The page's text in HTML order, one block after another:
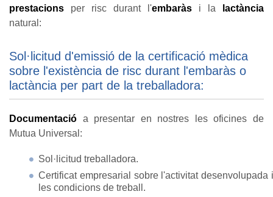
prestacions per risc durant l'embaràs i la lactància
natural:
Sol·licitud d'emissió de la certificació mèdica
sobre l'existència de risc durant l'embaràs o
lactància per part de la treballadora:
Documentació a presentar en nostres les oficines de
Mutua Universal:
Sol·licitud treballadora.
Certificat empresarial sobre l'activitat desenvolupada i
les condicions de treball.